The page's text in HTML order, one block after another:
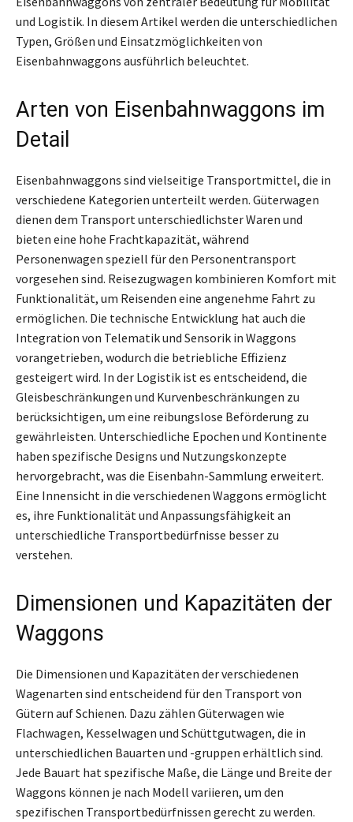
und Logistik. In diesem Artikel werden die unterschiedlichen
Typen, Größen und Einsatzmöglichkeiten von
Eisenbahnwaggons ausführlich beleuchtet.
Arten von Eisenbahnwaggons im
Detail
Eisenbahnwaggons sind vielseitige Transportmittel, die in
verschiedene Kategorien unterteilt werden. Güterwagen
dienen dem Transport unterschiedlichster Waren und
bieten eine hohe Frachtkapazität, während
Personenwagen speziell für den Personentransport
vorgesehen sind. Reisezugwagen kombinieren Komfort mit
Funktionalität, um Reisenden eine angenehme Fahrt zu
ermöglichen. Die technische Entwicklung hat auch die
Integration von Telematik und Sensorik in Waggons
vorangetrieben, wodurch die betriebliche Effizienz
gesteigert wird. In der Logistik ist es entscheidend, die
Gleisbeschränkungen und Kurvenbeschränkungen zu
berücksichtigen, um eine reibungslose Beförderung zu
gewährleisten. Unterschiedliche Epochen und Kontinente
haben spezifische Designs und Nutzungskonzepte
hervorgebracht, was die Eisenbahn-Sammlung erweitert.
Eine Innensicht in die verschiedenen Waggons ermöglicht
es, ihre Funktionalität und Anpassungsfähigkeit an
unterschiedliche Transportbedürfnisse besser zu
verstehen.
Dimensionen und Kapazitäten der
Waggons
Die Dimensionen und Kapazitäten der verschiedenen
Wagenarten sind entscheidend für den Transport von
Gütern auf Schienen. Dazu zählen Güterwagen wie
Flachwagen, Kesselwagen und Schüttgutwagen, die in
unterschiedlichen Bauarten und -gruppen erhältlich sind.
Jede Bauart hat spezifische Maße, die Länge und Breite der
Waggons können je nach Modell variieren, um den
spezifischen Transportbedürfnissen gerecht zu werden.